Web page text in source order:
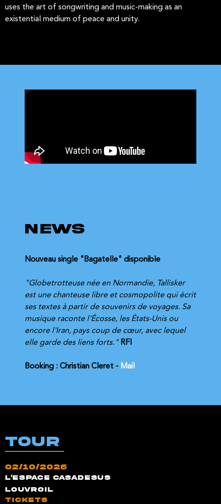
uses the art of songwriting and music-making as an
existential medium of peace and unity.
NEWS
Nouveau single "Bagatelle" disponible
"Globetrotteuse née en Normandie, Tallisker
est une chanteuse libre et cosmopolite qui écrit
ses textes à partir de souvenirs de voyages. Sa
musique raconte l'Écosse, les États-Unis ou
encore l'Iran, pays coup de cœur, avec lequel
elle garde des liens forts." RFI
Booking : Christian Cleret - Mail
TOUR
02/10/2026
L'Espace Casadesus
Louvroil
TICKETS